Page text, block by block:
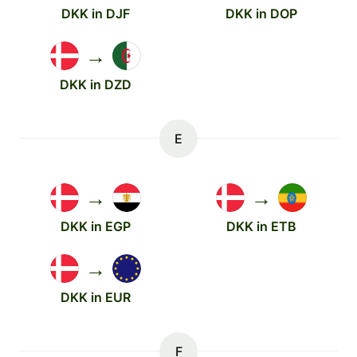
DKK in DJF DKK in DOP
→
DKK in DZD
E
→
DKK in EGP
→
DKK in ETB
→
DKK in EUR
F